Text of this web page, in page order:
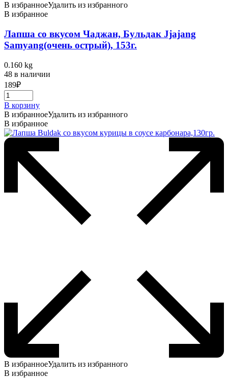
В избранноеУдалить из избранного
В избранное
Лапша со вкусом Чаджан, Бульдак Jjajang
Samyang(очень острый), 153г.
0.160 kg
48 в наличии
189₽
В корзину
В избранноеУдалить из избранного
В избранное
В избранноеУдалить из избранного
В избранное